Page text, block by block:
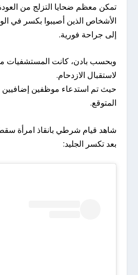
تمكن معظم ضحايا التزلج من
الأشخاص الذين أصيبوا بكسر في
إلى جراحة فورية.
وبحسب بادن، كانت المستشفيات
لاستقبال الازدحام.
حيث تم استدعاء موظفين إضافيين
المتوقع.
شاهد قيام شرطي بانقاذ امرأة
بعد تكسر الجليد: